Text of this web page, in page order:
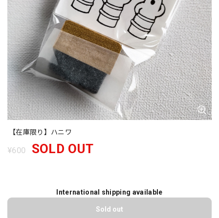
【在庫限り】ハニワ
¥600 SOLD OUT
International shipping available
Sold out